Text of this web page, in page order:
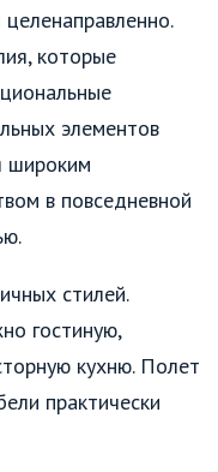
которые
элементов
широким
в повседневной
стилей.
гостиную,
кухню. Полет
практически